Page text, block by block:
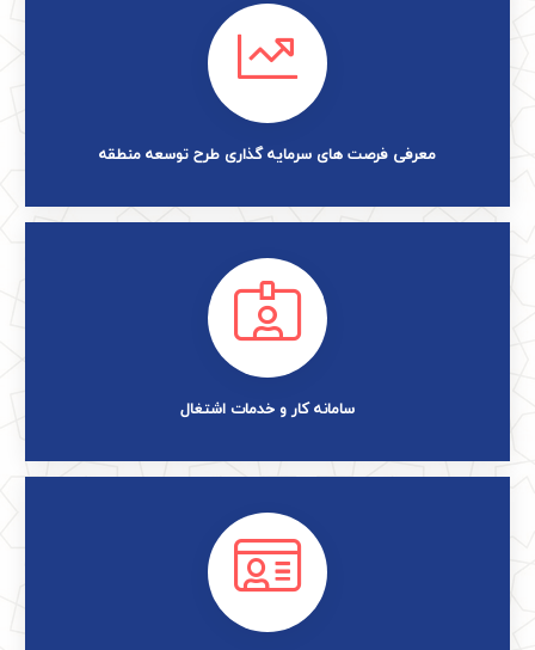
معرفی فرصت های سرمایه گذاری طرح توسعه منطقه
سامانه کار و خدمات اشتغال